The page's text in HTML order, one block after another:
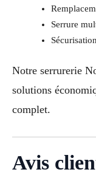
Serrure
Notre serrurerie
solutions
complet.
Avis